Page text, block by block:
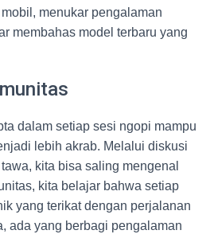
menukar pengalaman
membahas model terbaru yang
dalam setiap sesi ngopi mampu
lebih akrab. Melalui diskusi
kita bisa saling mengenal
kita belajar bahwa setiap
yang terikat dengan perjalanan
ada yang berbagi pengalaman